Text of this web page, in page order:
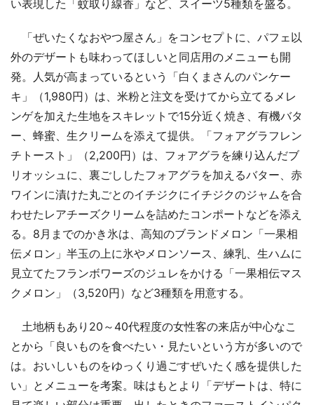
い表現した「蚊取り線香」など、スイーツ5種類を盛る。
「ぜいたくなおやつ屋さん」をコンセプトに、パフェ以
外のデザートも味わってほしいと同店用のメニューも開
発。人気が高まっているという「白くまさんのパンケー
キ」（1,980円）は、米粉と注文を受けてから立てるメレ
ンゲを加えた生地をスキレットで15分近く焼き、有機バタ
ー、蜂蜜、生クリームを添えて提供。「フォアグラフレン
チトースト」（2,200円）は、フォアグラを練り込んだブ
リオッシュに、裏ごししたフォアグラを加えるバター、赤
ワインに漬けた丸ごとのイチジクにイチジクのジャムを合
わせたレアチーズクリームを詰めたコンポートなどを添え
る。8月までのかき氷は、高知のブランドメロン「一果相
伝メロン」半玉の上に氷やメロンソース、練乳、生ハムに
見立てたフランボワーズのジュレをかける「一果相伝マス
クメロン」（3,520円）など3種類を用意する。
土地柄もあり20～40代程度の女性客の来店が中心なこ
とから「良いものを食べたい・見たいという方が多いので
は。おいしいものをゆっくり過ごすぜいたく感を提供した
い」とメニューを考案。味はもとより「デザートは、特に